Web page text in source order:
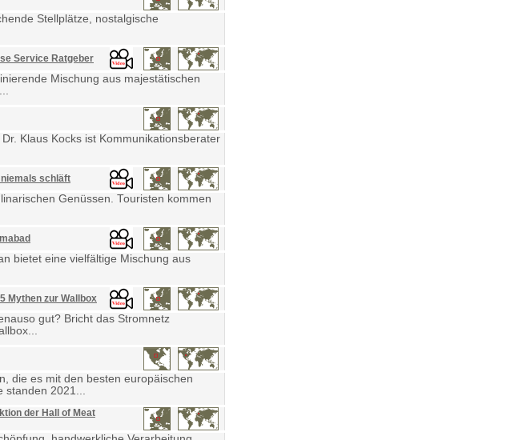
Stellplätze, nostalgische
Service Ratgeber
Mischung aus majestätischen
Klaus Kocks ist Kommunikationsberater
niemals schläft
Genüssen. Touristen kommen
bietet eine vielfältige Mischung aus
Mythen zur Wallbox
gut? Bricht das Stromnetz
die es mit den besten europäischen
standen 2021...
der Hall of Meat